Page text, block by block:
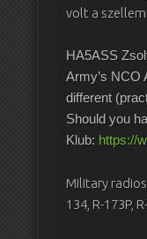
volt a
HA5ASS
Army’s NCO
different
Should you
Klub: https://
Military
134, R-173P,